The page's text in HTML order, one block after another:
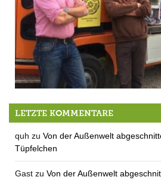
LETZTE KOMMENTARE
quh zu Von der Außenwelt
Tüpfelchen
Gast zu Von der Außenwelt